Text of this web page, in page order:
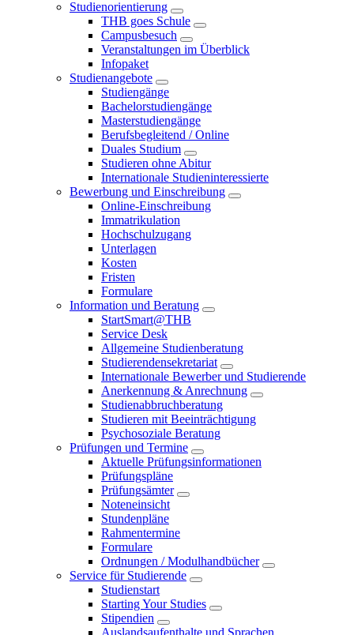
Studienorientierung
THB goes Schule
Campusbesuch
Veranstaltungen im Überblick
Infopaket
Studienangebote
Studiengänge
Bachelorstudiengänge
Masterstudiengänge
Berufsbegleitend / Online
Duales Studium
Studieren ohne Abitur
Internationale Studieninteressierte
Bewerbung und Einschreibung
Online-Einschreibung
Immatrikulation
Hochschulzugang
Unterlagen
Kosten
Fristen
Formulare
Information und Beratung
StartSmart@THB
Service Desk
Allgemeine Studienberatung
Studierendensekretariat
Internationale Bewerber und Studierende
Anerkennung & Anrechnung
Studienabbruchberatung
Studieren mit Beeinträchtigung
Psychosoziale Beratung
Prüfungen und Termine
Aktuelle Prüfungsinformationen
Prüfungspläne
Prüfungsämter
Noteneinsicht
Stundenpläne
Rahmentermine
Formulare
Ordnungen / Modulhandbücher
Service für Studierende
Studienstart
Starting Your Studies
Stipendien
Auslandsaufenthalte und Sprachen